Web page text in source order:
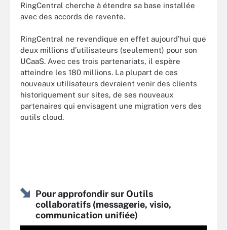
RingCentral cherche à étendre sa base installée
avec des accords de revente.
RingCentral ne revendique en effet aujourd’hui que
deux millions d’utilisateurs (seulement) pour son
UCaaS. Avec ces trois partenariats, il espère
atteindre les 180 millions. La plupart de ces
nouveaux utilisateurs devraient venir des clients
historiquement sur sites, de ses nouveaux
partenaires qui envisagent une migration vers des
outils cloud.
Pour approfondir sur Outils
collaboratifs (messagerie, visio,
communication unifiée)